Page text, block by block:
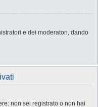
e dei moderatori, dando
non sei registrato o non hai